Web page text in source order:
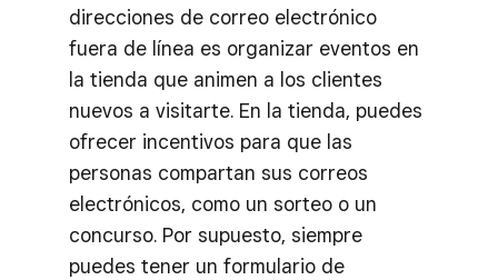
direcciones de correo electrónico
fuera de línea es organizar eventos en
la tienda que animen a los clientes
nuevos a visitarte. En la tienda, puedes
ofrecer incentivos para que las
personas compartan sus correos
electrónicos, como un sorteo o un
concurso. Por supuesto, siempre
puedes tener un formulario de